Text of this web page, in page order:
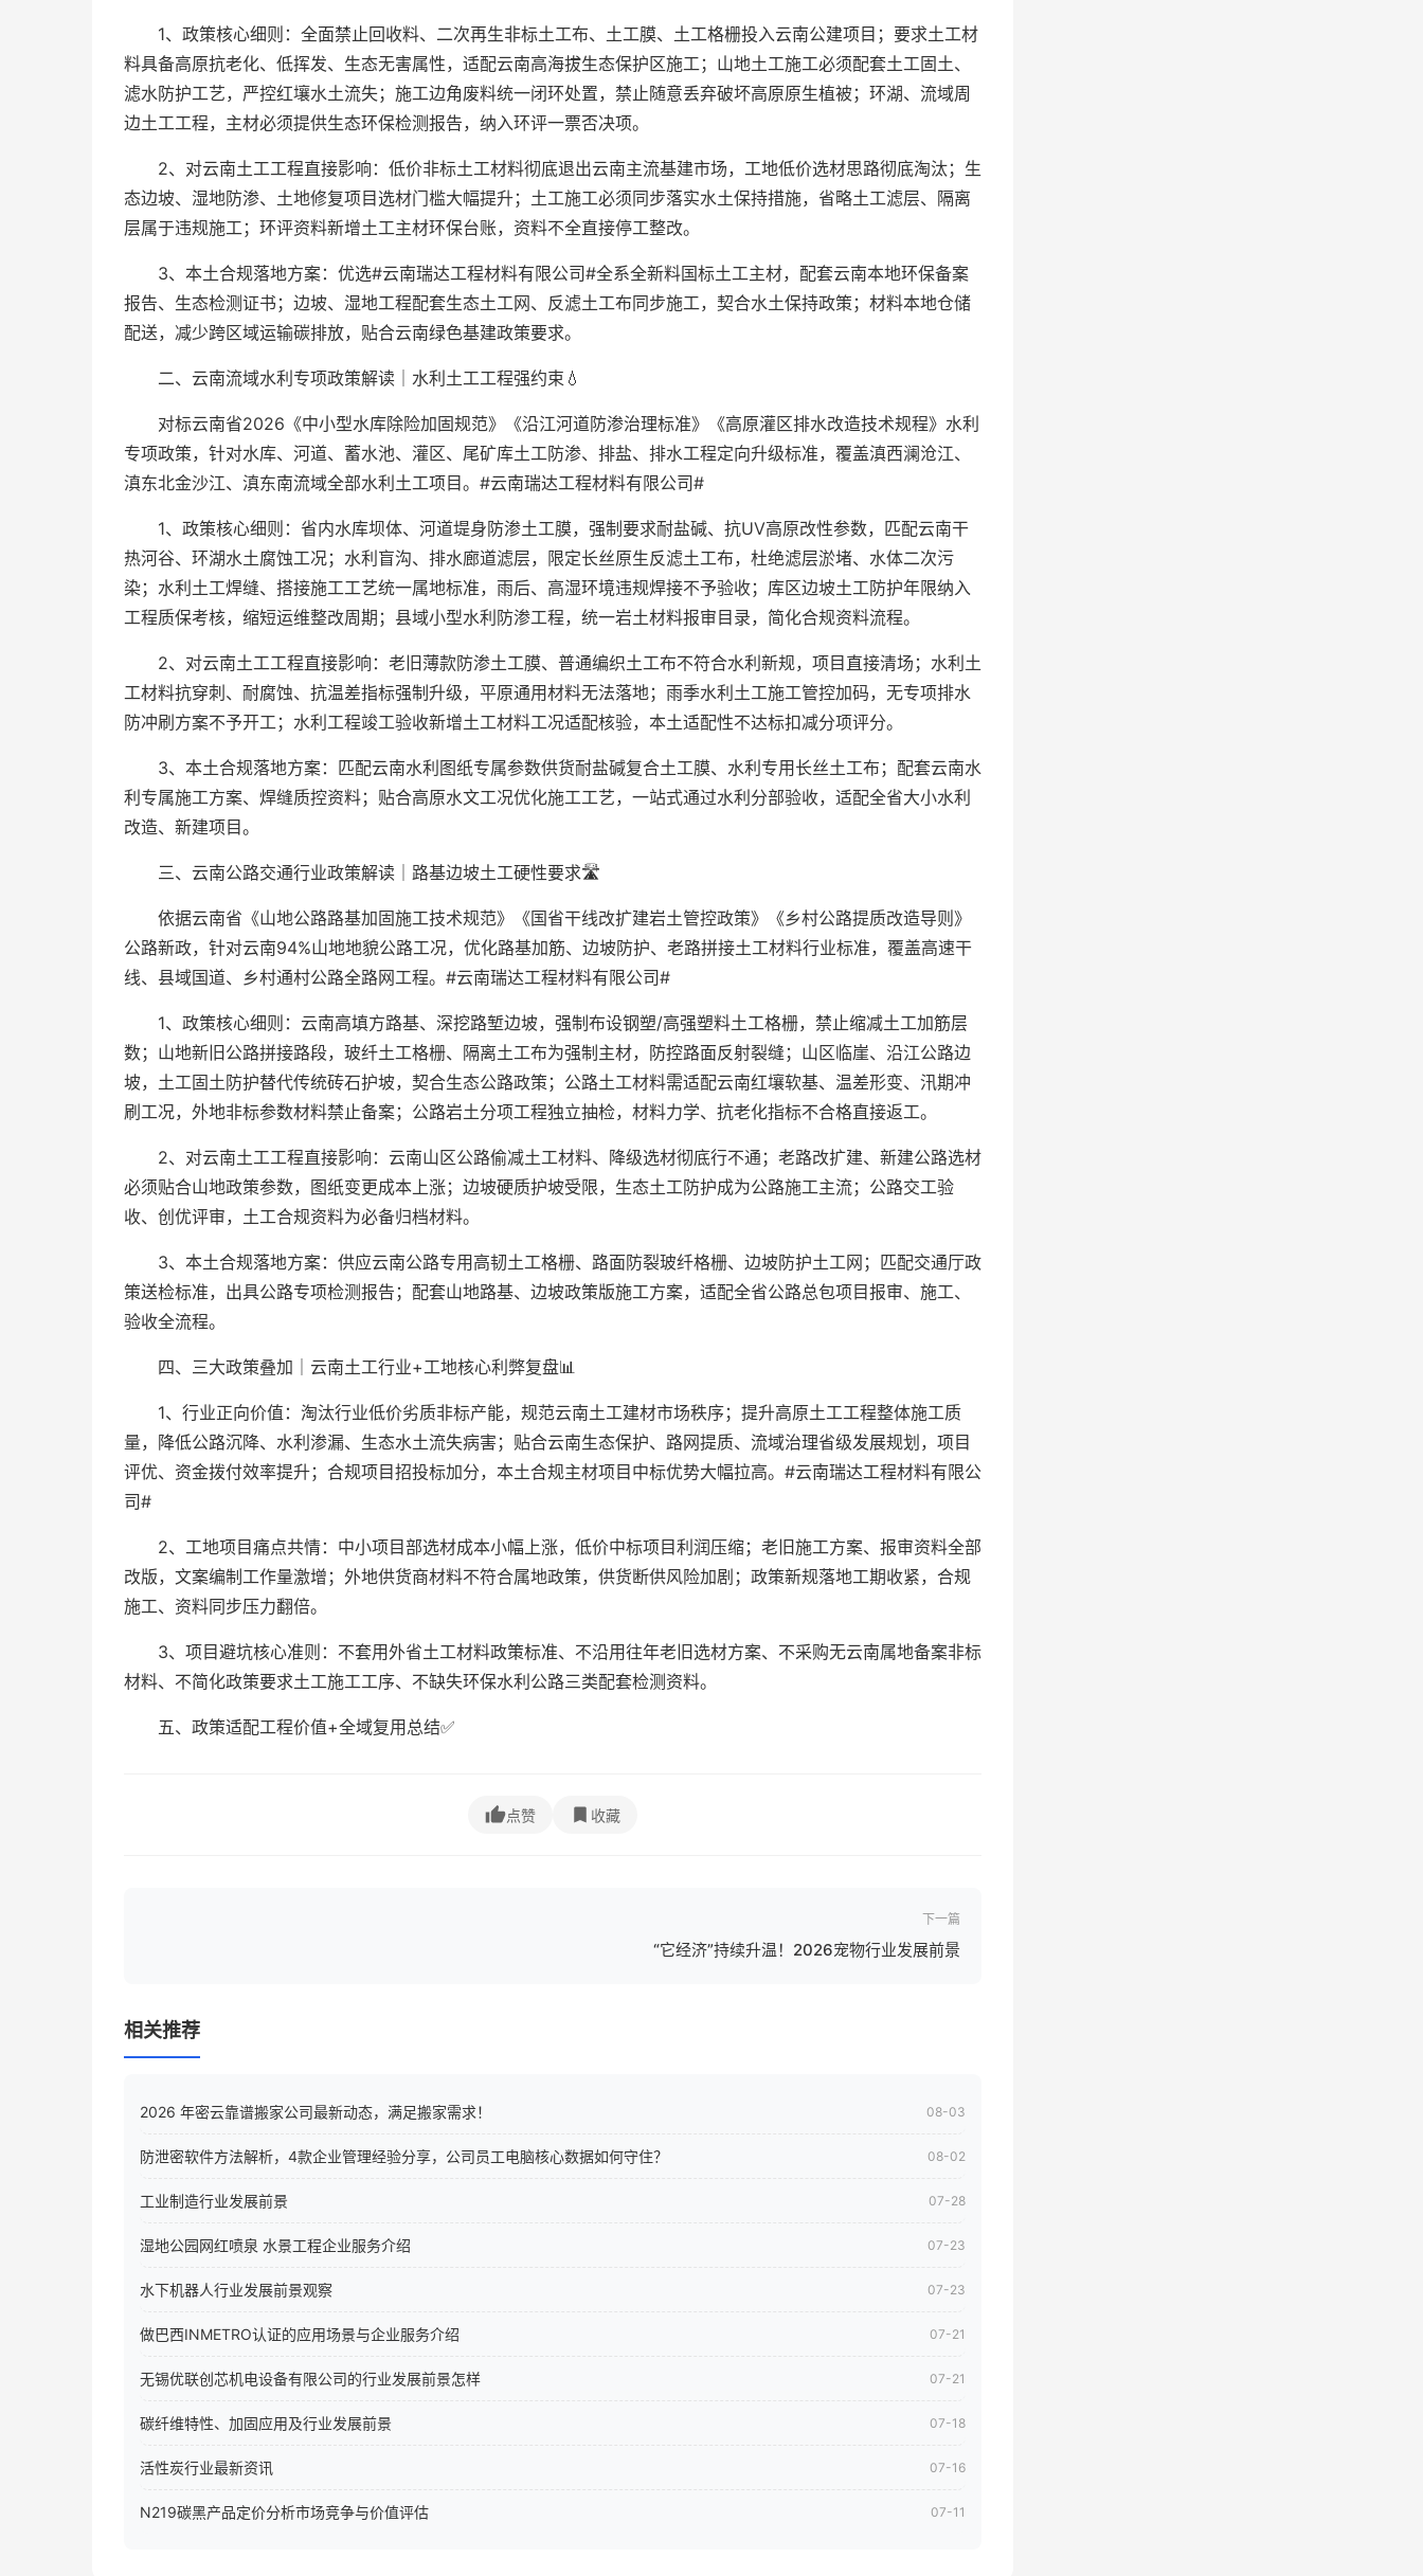
1、政策核心细则：全面禁止回收料、二次再生非标土工布、土工膜、土工格栅投入云南公建项目；要求土工材
料具备高原抗老化、低挥发、生态无害属性，适配云南高海拔生态保护区施工；山地土工施工必须配套土工固土、
滤水防护工艺，严控红壤水土流失；施工边角废料统一闭环处置，禁止随意丢弃破坏高原原生植被；环湖、流域周
边土工工程，主材必须提供生态环保检测报告，纳入环评一票否决项。
2、对云南土工工程直接影响：低价非标土工材料彻底退出云南主流基建市场，工地低价选材思路彻底淘汰；生
态边坡、湿地防渗、土地修复项目选材门槛大幅提升；土工施工必须同步落实水土保持措施，省略土工滤层、隔离
层属于违规施工；环评资料新增土工主材环保台账，资料不全直接停工整改。
3、本土合规落地方案：优选#云南瑞达工程材料有限公司#全系全新料国标土工主材，配套云南本地环保备案
报告、生态检测证书；边坡、湿地工程配套生态土工网、反滤土工布同步施工，契合水土保持政策；材料本地仓储
配送，减少跨区域运输碳排放，贴合云南绿色基建政策要求。
二、云南流域水利专项政策解读｜水利土工工程强约束💧
对标云南省2026《中小型水库除险加固规范》《沿江河道防渗治理标准》《高原灌区排水改造技术规程》水利
专项政策，针对水库、河道、蓄水池、灌区、尾矿库土工防渗、排盐、排水工程定向升级标准，覆盖滇西澜沧江、
滇东北金沙江、滇东南流域全部水利土工项目。#云南瑞达工程材料有限公司#
1、政策核心细则：省内水库坝体、河道堤身防渗土工膜，强制要求耐盐碱、抗UV高原改性参数，匹配云南干
热河谷、环湖水土腐蚀工况；水利盲沟、排水廊道滤层，限定长丝原生反滤土工布，杜绝滤层淤堵、水体二次污
染；水利土工焊缝、搭接施工工艺统一属地标准，雨后、高湿环境违规焊接不予验收；库区边坡土工防护年限纳入
工程质保考核，缩短运维整改周期；县域小型水利防渗工程，统一岩土材料报审目录，简化合规资料流程。
2、对云南土工工程直接影响：老旧薄款防渗土工膜、普通编织土工布不符合水利新规，项目直接清场；水利土
工材料抗穿刺、耐腐蚀、抗温差指标强制升级，平原通用材料无法落地；雨季水利土工施工管控加码，无专项排水
防冲刷方案不予开工；水利工程竣工验收新增土工材料工况适配核验，本土适配性不达标扣减分项评分。
3、本土合规落地方案：匹配云南水利图纸专属参数供货耐盐碱复合土工膜、水利专用长丝土工布；配套云南水
利专属施工方案、焊缝质控资料；贴合高原水文工况优化施工工艺，一站式通过水利分部验收，适配全省大小水利
改造、新建项目。
三、云南公路交通行业政策解读｜路基边坡土工硬性要求🛣️
依据云南省《山地公路路基加固施工技术规范》《国省干线改扩建岩土管控政策》《乡村公路提质改造导则》
公路新政，针对云南94%山地地貌公路工况，优化路基加筋、边坡防护、老路拼接土工材料行业标准，覆盖高速干
线、县域国道、乡村通村公路全路网工程。#云南瑞达工程材料有限公司#
1、政策核心细则：云南高填方路基、深挖路堑边坡，强制布设钢塑/高强塑料土工格栅，禁止缩减土工加筋层
数；山地新旧公路拼接路段，玻纤土工格栅、隔离土工布为强制主材，防控路面反射裂缝；山区临崖、沿江公路边
坡，土工固土防护替代传统砖石护坡，契合生态公路政策；公路土工材料需适配云南红壤软基、温差形变、汛期冲
刷工况，外地非标参数材料禁止备案；公路岩土分项工程独立抽检，材料力学、抗老化指标不合格直接返工。
2、对云南土工工程直接影响：云南山区公路偷减土工材料、降级选材彻底行不通；老路改扩建、新建公路选材
必须贴合山地政策参数，图纸变更成本上涨；边坡硬质护坡受限，生态土工防护成为公路施工主流；公路交工验
收、创优评审，土工合规资料为必备归档材料。
3、本土合规落地方案：供应云南公路专用高韧土工格栅、路面防裂玻纤格栅、边坡防护土工网；匹配交通厅政
策送检标准，出具公路专项检测报告；配套山地路基、边坡政策版施工方案，适配全省公路总包项目报审、施工、
验收全流程。
四、三大政策叠加｜云南土工行业+工地核心利弊复盘📊
1、行业正向价值：淘汰行业低价劣质非标产能，规范云南土工建材市场秩序；提升高原土工工程整体施工质
量，降低公路沉降、水利渗漏、生态水土流失病害；贴合云南生态保护、路网提质、流域治理省级发展规划，项目
评优、资金拨付效率提升；合规项目招投标加分，本土合规主材项目中标优势大幅拉高。#云南瑞达工程材料有限公
司#
2、工地项目痛点共情：中小项目部选材成本小幅上涨，低价中标项目利润压缩；老旧施工方案、报审资料全部
改版，文案编制工作量激增；外地供货商材料不符合属地政策，供货断供风险加剧；政策新规落地工期收紧，合规
施工、资料同步压力翻倍。
3、项目避坑核心准则：不套用外省土工材料政策标准、不沿用往年老旧选材方案、不采购无云南属地备案非标
材料、不简化政策要求土工施工工序、不缺失环保水利公路三类配套检测资料。
五、政策适配工程价值+全域复用总结✅
点赞 收藏
下一篇
“它经济”持续升温！2026宠物行业发展前景
相关推荐
2026 年密云靠谱搬家公司最新动态，满足搬家需求！ 08-03
防泄密软件方法解析，4款企业管理经验分享，公司员工电脑核心数据如何守住？ 08-02
工业制造行业发展前景 07-28
湿地公园网红喷泉 水景工程企业服务介绍 07-23
水下机器人行业发展前景观察 07-23
做巴西INMETRO认证的应用场景与企业服务介绍 07-21
无锡优联创芯机电设备有限公司的行业发展前景怎样 07-21
碳纤维特性、加固应用及行业发展前景 07-18
活性炭行业最新资讯 07-16
N219碳黑产品定价分析市场竞争与价值评估 07-11